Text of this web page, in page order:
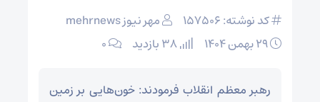
کد نوشته: 157506
مهر نیوز mehrnews
۰
رهبر معظم انقلاب فرمودند: خون‌هایی بر زمین